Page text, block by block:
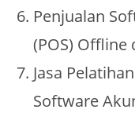
Penjualan
(POS) Offline
Jasa
Software